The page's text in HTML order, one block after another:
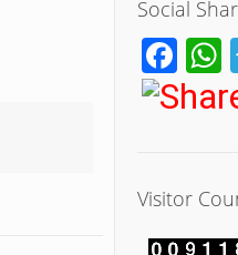
Social
Visitor